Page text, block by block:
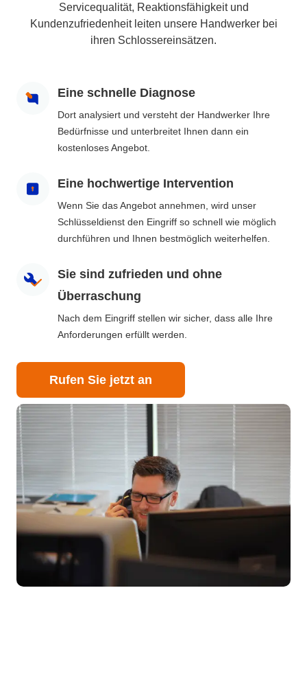
Servicequalität, Reaktionsfähigkeit und
Kundenzufriedenheit leiten unsere Handwerker bei
ihren Schlossereinsätzen.
Eine schnelle Diagnose
Dort analysiert und versteht der Handwerker Ihre
Bedürfnisse und unterbreitet Ihnen dann ein
kostenloses Angebot.
Eine hochwertige Intervention
Wenn Sie das Angebot annehmen, wird unser
Schlüsseldienst den Eingriff so schnell wie möglich
durchführen und Ihnen bestmöglich weiterhelfen.
Sie sind zufrieden und ohne
Überraschung
Nach dem Eingriff stellen wir sicher, dass alle Ihre
Anforderungen erfüllt werden.
Rufen Sie jetzt an